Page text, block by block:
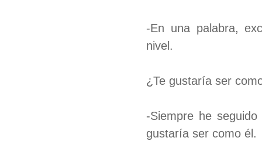
-En una palabra,
nivel.
¿Te gustaría ser
-Siempre he
gustaría ser como él.